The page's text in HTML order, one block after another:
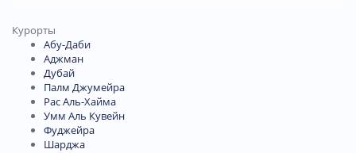
Курорты
Абу-Даби
Аджман
Дубай
Палм Джумейра
Рас Аль-Хайма
Умм Аль Кувейн
Фуджейра
Шарджа